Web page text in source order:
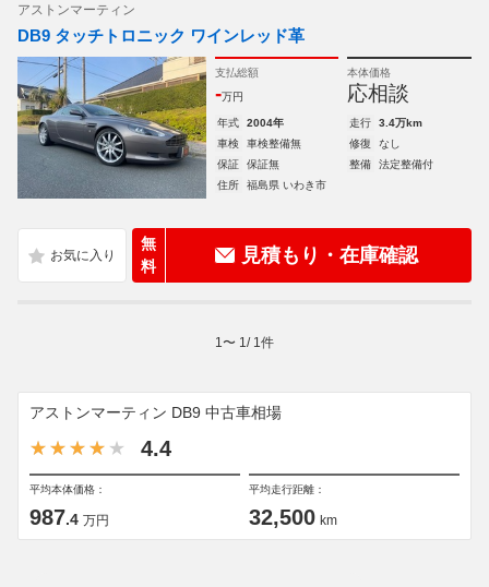
アストンマーティン
DB9 タッチトロニック ワインレッド革
支払総額
-万円
本体価格
応相談
年式 2004年 走行
3.4万km
車検
車検整備無 修復
なし
保証
保証無 整備
法定整備付
住所
福島県 いわき市
無
料
見積もり・在庫確認
1 〜 1 / 1 件
アストンマーティン DB9 中古車相場
4.4
平均本体価格：
987.4 万円
平均走行距離：
32,500 km